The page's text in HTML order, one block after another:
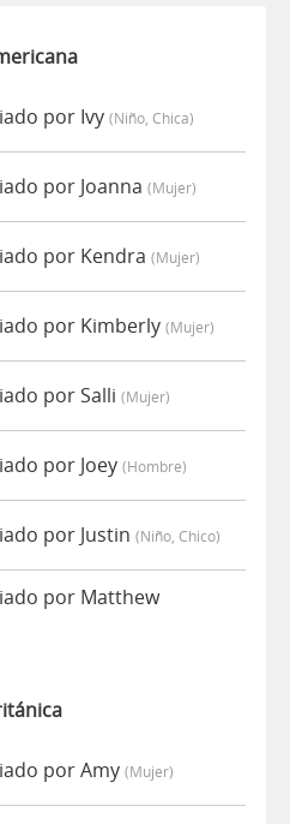
por Ivy (niño, Chica)
por Joanna (mujer)
por Kendra (mujer)
por Kimberly (mujer)
por Salli (mujer)
por Joey (hombre)
por Justin (niño, Chico)
por Matthew
por Amy (mujer)